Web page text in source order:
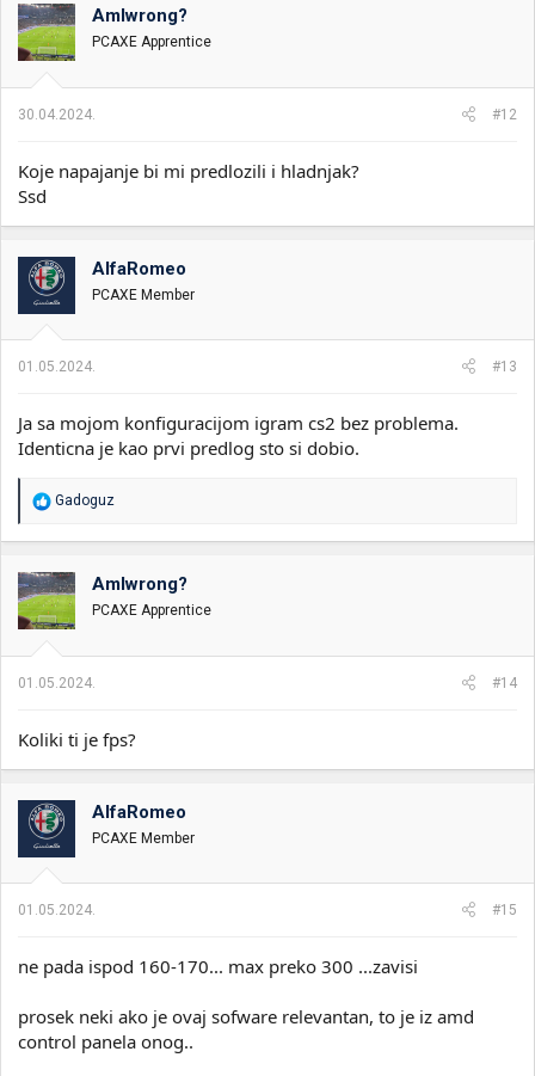
o
v
a
n
:
AmIwrong?
PCAXE Apprentice
30.04.2024. #12
Koje napajanje bi mi predlozili i hladnjak?
Ssd
AlfaRomeo
PCAXE Member
01.05.2024. #13
Ja sa mojom konfiguracijom igram cs2 bez problema.
Identicna je kao prvi predlog sto si dobio.
R
a
o
v
a
n
:
Gadoguz
AmIwrong?
PCAXE Apprentice
01.05.2024. #14
Koliki ti je fps?
AlfaRomeo
PCAXE Member
01.05.2024. #15
ne pada ispod 160-170... max preko 300 ...zavisi
prosek neki ako je ovaj sofware relevantan, to je iz amd
control panela onog..